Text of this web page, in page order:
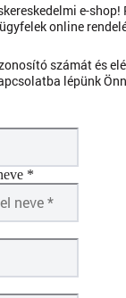
e-shop!
online
számát és
lépünk
*